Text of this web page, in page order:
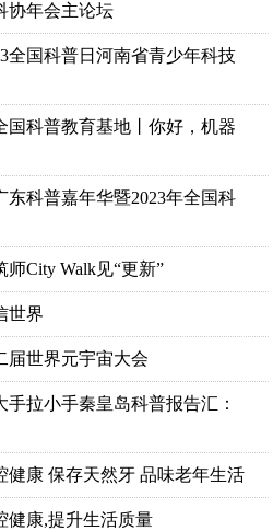
协年会主论坛
全国科普日河南省青少年科技
国科普教育基地丨你好，机器
科普嘉年华暨2023年全国科
City Walk见“更新”
世界
届世界元宇宙大会
拉小手秦皇岛科普报告汇：
健康 保存天然牙 品味老年生活
健康,提升生活质量